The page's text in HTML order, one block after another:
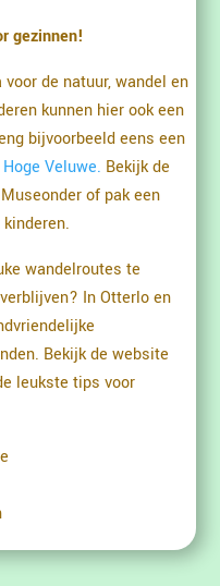
gezinnen!
de natuur, wandel en
kunnen hier ook een
bijvoorbeeld eens een
Veluwe. Bekijk de
of pak een
wandelroutes te
In Otterlo en
Bekijk de website
leukste tips voor